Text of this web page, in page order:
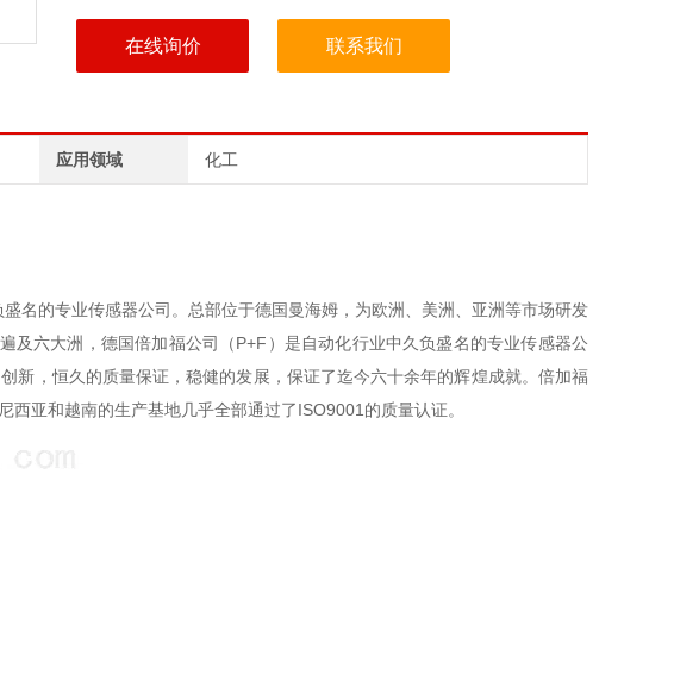
在线询价 联系我们
应用领域 化工
的专业传感器公司。总部位于德国曼海姆，为欧洲、美洲、亚洲等市场研发
及六大洲，德国倍加福公司（P+F）是自动化行业中久负盛名的专业传感器公
新，恒久的质量保证，稳健的发展，保证了迄今六十余年的辉煌成就。倍加福
亚和越南的生产基地几乎全部通过了ISO9001的质量认证。